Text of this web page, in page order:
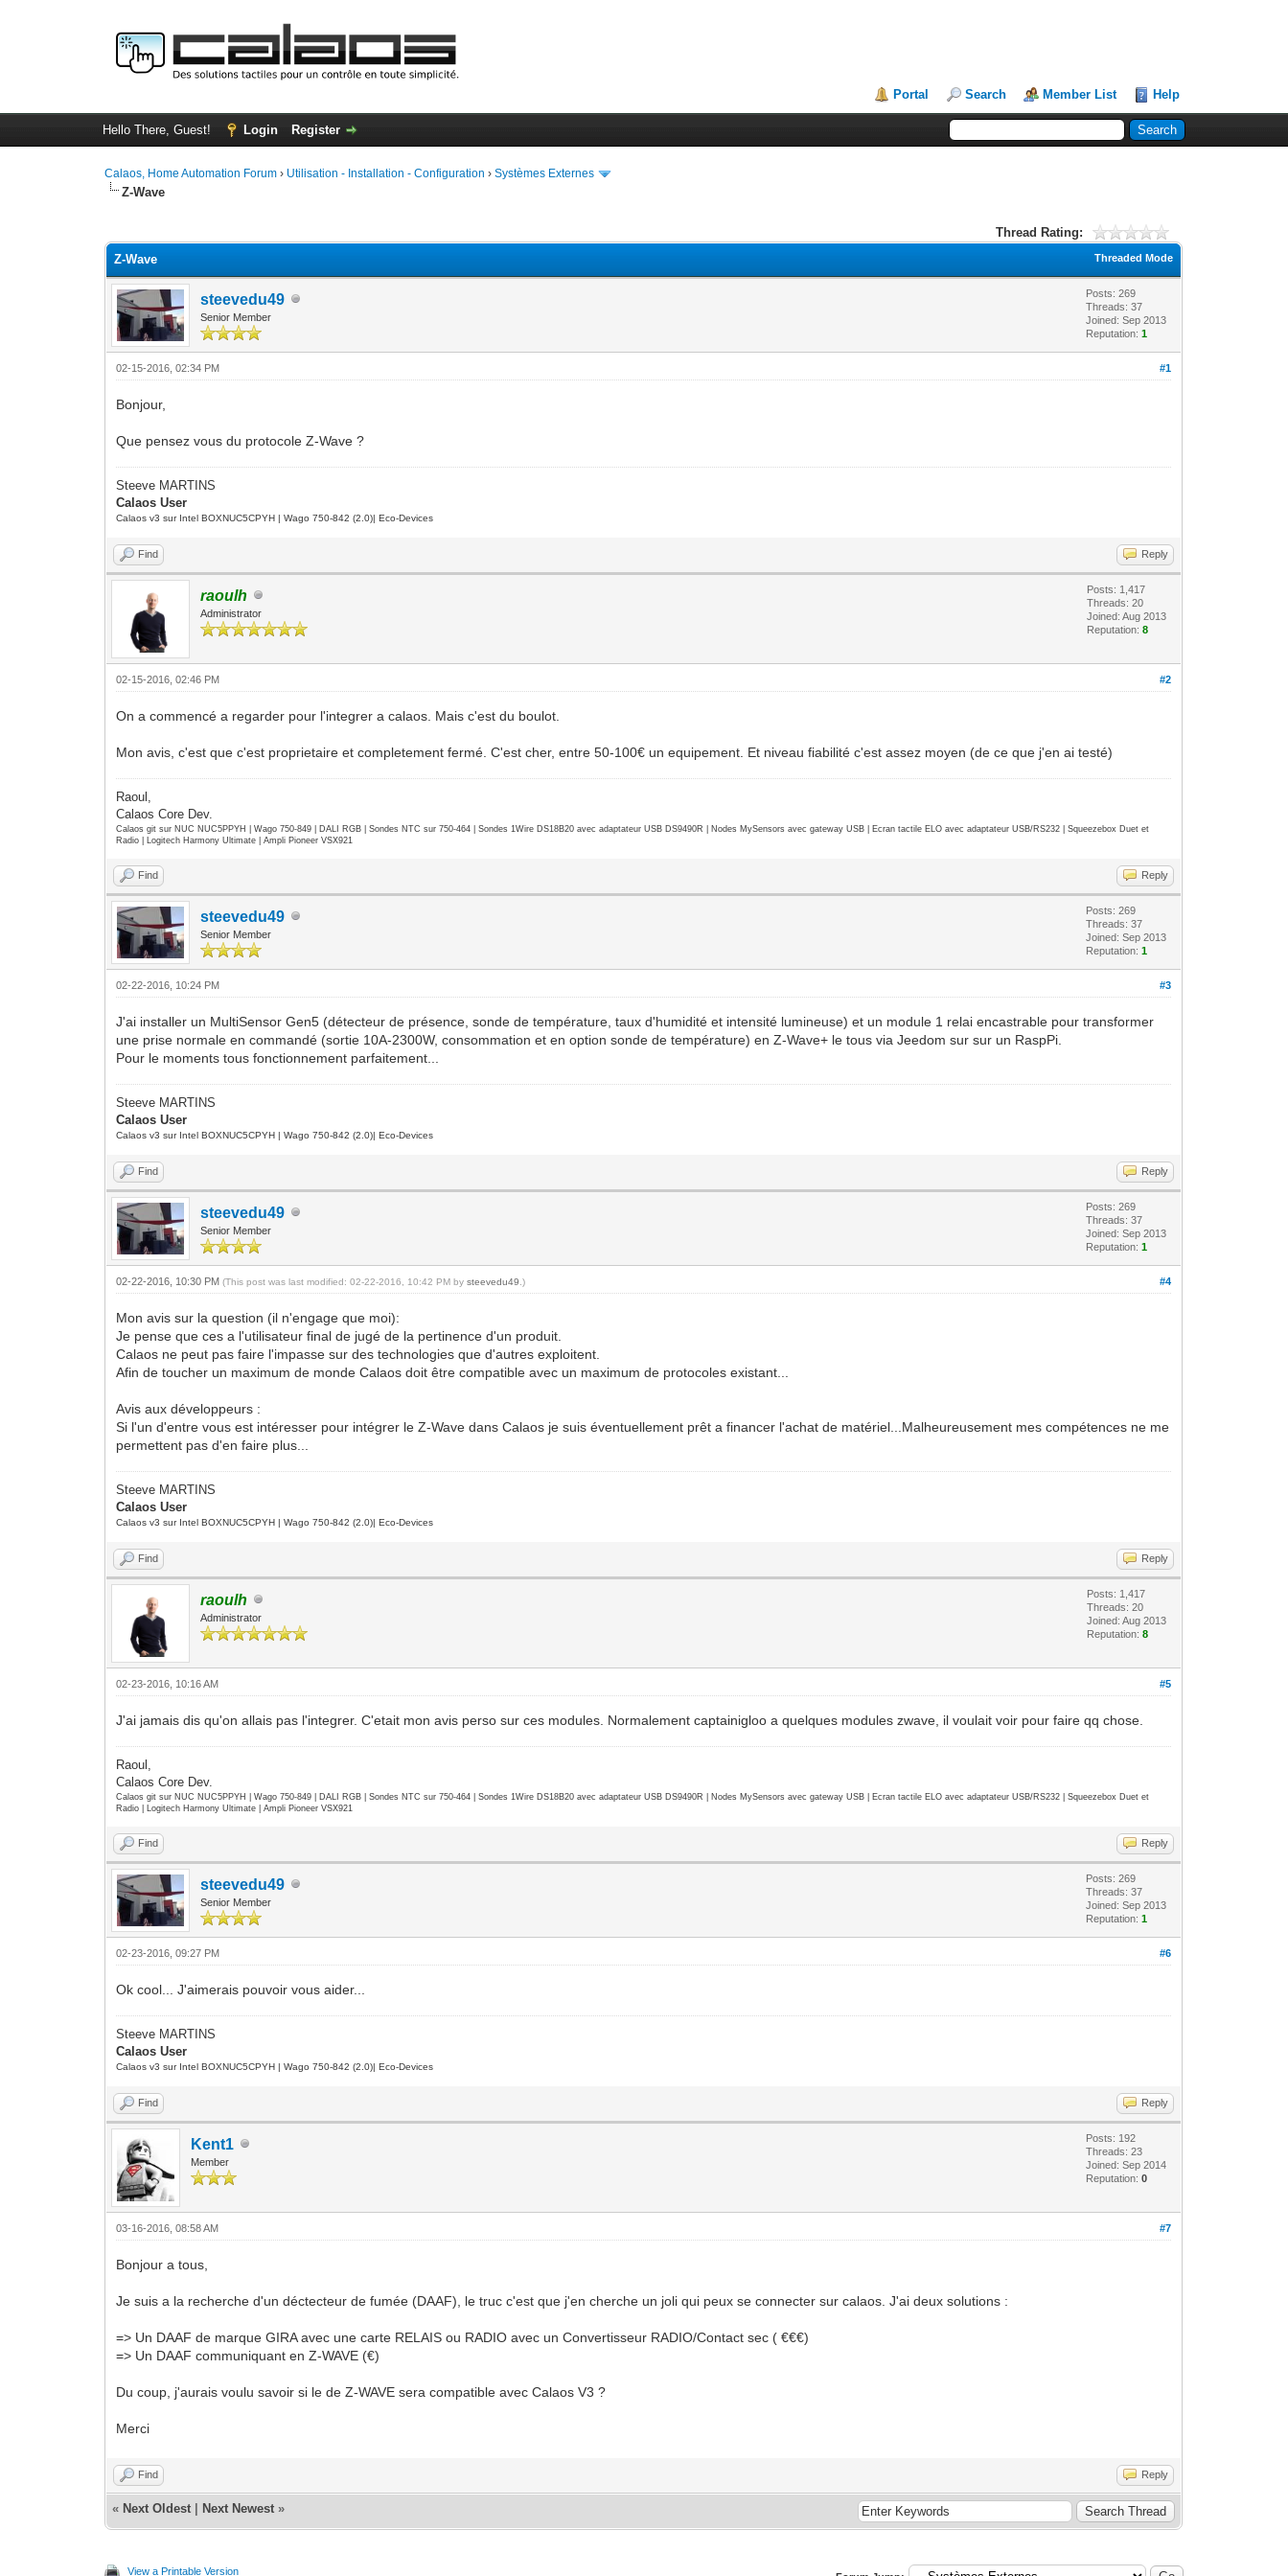
Portal Search Member List Help
Hello There, Guest! Login Register
Calaos, Home Automation Forum › Utilisation - Installation - Configuration ›Systèmes Externes
Z-Wave
Thread Rating:
Threaded Mode
Z-Wave
steevedu49
Senior Member
Posts: 269
Threads: 37
Joined: Sep 2013
Reputation:1
#1
02-15-2016, 02:34 PM
Bonjour,
Que pensez vous du protocole Z-Wave ?
Steeve MARTINS
Calaos User
Calaos v3 sur Intel BOXNUC5CPYH | Wago 750-842 (2.0)| Eco-Devices
Find Reply
raoulh
Administrator
Posts: 1,417
Threads: 20
Joined: Aug 2013
Reputation:8
#2
02-15-2016, 02:46 PM
On a commencé a regarder pour l'integrer a calaos. Mais c'est du boulot.
Mon avis, c'est que c'est proprietaire et completement fermé. C'est cher, entre 50-100€ un equipement. Et niveau fiabilité c'est assez moyen (de ce que j'en ai testé)
Raoul,
Calaos Core Dev.
Calaos git sur NUC NUC5PPYH | Wago 750-849 | DALI RGB | Sondes NTC sur 750-464 | Sondes 1Wire DS18B20 avec adaptateur USB DS9490R | Nodes MySensors avec gateway USB | Ecran tactile ELO avec adaptateur USB/RS232 | Squeezebox Duet et
Radio | Logitech Harmony Ultimate | Ampli Pioneer VSX921
Find Reply
steevedu49
Senior Member
Posts: 269
Threads: 37
Joined: Sep 2013
Reputation:1
#3
02-22-2016, 10:24 PM
J'ai installer un MultiSensor Gen5 (détecteur de présence, sonde de température, taux d'humidité et intensité lumineuse) et un module 1 relai encastrable pour transformer
une prise normale en commandé (sortie 10A-2300W, consommation et en option sonde de température) en Z-Wave+ le tous via Jeedom sur sur un RaspPi.
Pour le moments tous fonctionnement parfaitement...
Steeve MARTINS
Calaos User
Calaos v3 sur Intel BOXNUC5CPYH | Wago 750-842 (2.0)| Eco-Devices
Find Reply
steevedu49
Senior Member
Posts: 269
Threads: 37
Joined: Sep 2013
Reputation:1
#4
02-22-2016, 10:30 PM(This post was last modified: 02-22-2016, 10:42 PM bysteevedu49 .)
Mon avis sur la question (il n'engage que moi):
Je pense que ces a l'utilisateur final de jugé de la pertinence d'un produit.
Calaos ne peut pas faire l'impasse sur des technologies que d'autres exploitent.
Afin de toucher un maximum de monde Calaos doit être compatible avec un maximum de protocoles existant...
Avis aux développeurs :
Si l'un d'entre vous est intéresser pour intégrer le Z-Wave dans Calaos je suis éventuellement prêt a financer l'achat de matériel...Malheureusement mes compétences ne me
permettent pas d'en faire plus...
Steeve MARTINS
Calaos User
Calaos v3 sur Intel BOXNUC5CPYH | Wago 750-842 (2.0)| Eco-Devices
Find Reply
raoulh
Administrator
Posts: 1,417
Threads: 20
Joined: Aug 2013
Reputation:8
#5
02-23-2016, 10:16 AM
J'ai jamais dis qu'on allais pas l'integrer. C'etait mon avis perso sur ces modules. Normalement captainigloo a quelques modules zwave, il voulait voir pour faire qq chose.
Raoul,
Calaos Core Dev.
Calaos git sur NUC NUC5PPYH | Wago 750-849 | DALI RGB | Sondes NTC sur 750-464 | Sondes 1Wire DS18B20 avec adaptateur USB DS9490R | Nodes MySensors avec gateway USB | Ecran tactile ELO avec adaptateur USB/RS232 | Squeezebox Duet et
Radio | Logitech Harmony Ultimate | Ampli Pioneer VSX921
Find Reply
steevedu49
Senior Member
Posts: 269
Threads: 37
Joined: Sep 2013
Reputation:1
#6
02-23-2016, 09:27 PM
Ok cool... J'aimerais pouvoir vous aider...
Steeve MARTINS
Calaos User
Calaos v3 sur Intel BOXNUC5CPYH | Wago 750-842 (2.0)| Eco-Devices
Find Reply
Kent1
Member
Posts: 192
Threads: 23
Joined: Sep 2014
Reputation:0
#7
03-16-2016, 08:58 AM
Bonjour a tous,
Je suis a la recherche d'un déctecteur de fumée (DAAF), le truc c'est que j'en cherche un joli qui peux se connecter sur calaos. J'ai deux solutions :
=> Un DAAF de marque GIRA avec une carte RELAIS ou RADIO avec un Convertisseur RADIO/Contact sec ( €€€)
=> Un DAAF communiquant en Z-WAVE (€)
Du coup, j'aurais voulu savoir si le de Z-WAVE sera compatible avec Calaos V3 ?
Merci
Find Reply
« Next Oldest Next Newest »
View a Printable Version